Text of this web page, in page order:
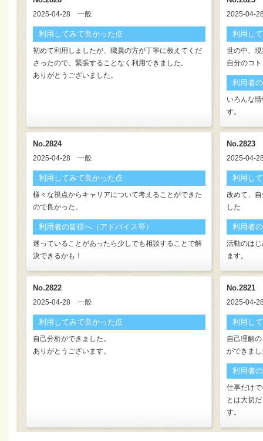
2025-04-28 一般
利用してみて良かった点
初めて利用しましたが、職員の方が丁寧に教えてくだ
さったので、緊張することなく利用できました。
ありがとうございました。
2025-04-
利用し
世の中、
自分のコ
利用者
いろんな
す。
No.2824
2025-04-28 一般
利用してみて良かった点
様々な視点からキャリアについて考えることができた
ので良かった。
利用者の皆様へ（アドバイス等）
迷っていることがあったら少しでも相談することで解
決できるかも！
No.2823
2025-04-
利用し
改めて、
した
利用者
活動のは
ます。
No.2822
2025-04-28 一般
利用してみて良かった点
自己分析ができました。
ありがとうございます。
No.2821
2025-04-
利用し
自己理解
ができま
利用者
仕事だけ
とは大切
す。